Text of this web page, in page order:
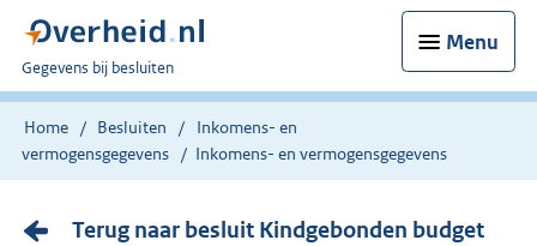
Menu
U
bent
nu
Gegevens bij besluiten
Home Besluiten
Inkomens- en
vermogensgegevens
Inkomens- en vermogensgegevens
Terug naar besluit Kindgebonden budget